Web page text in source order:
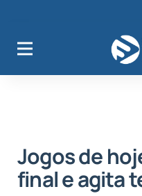
Jogos de
final e agita